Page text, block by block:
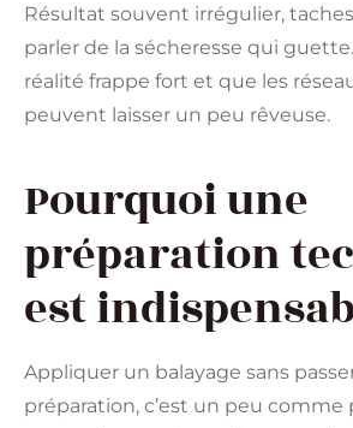
Résultat souvent irrégulier,
parler de la sécheresse qui guette.
réalité frappe fort et que les
peuvent laisser un peu rêveuse.
Pourquoi une
préparation
est
Appliquer un balayage sans
préparation, c’est un peu comme